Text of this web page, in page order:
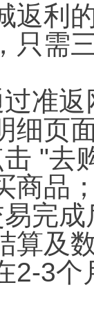
返利
只需
准
细页
"去
商品
完
算及
2-3